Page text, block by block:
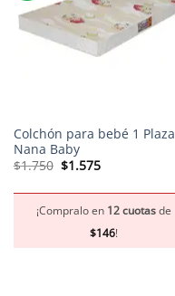
Colchón para bebé 1 Plaza
Nana Baby
$1.750 El
$1.750.
$1.575El
$1.575.
¡Compralo en 12 cuotasde
$146!